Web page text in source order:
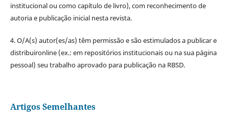
institucional ou como capítulo de livro), com reconhecimento de
autoria e publicação inicial nesta revista.
4. O/A(s) autor(es/as) têm permissão e são estimulados a publicar e
distribuironline (ex.: em repositórios institucionais ou na sua página
pessoal) seu trabalho aprovado para publicação na RBSD.
Artigos Semelhantes